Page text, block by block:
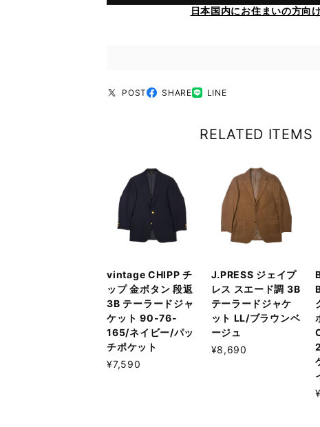
日本国内にお住まいの方向
POST SHARE LINE
RELATED ITEMS
vintage CHIPP チ
ップ 金ボタン 段返
3B テーラードジャ
ケット 90-76-
165/ネイビー/パッ
チポケット
¥7,590
J.PRESS ジェイプ
レス スエード調 3B
テーラードジャケ
ット LL/ブラウンベ
ージュ
¥8,690